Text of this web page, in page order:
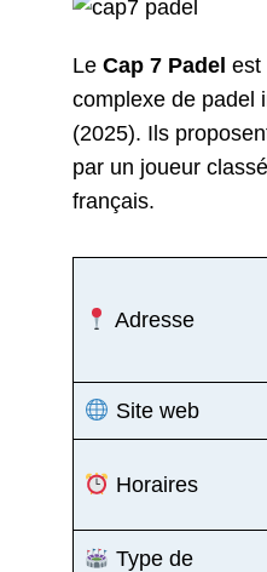
Le Cap 7 Padel est
complexe de padel
(2025). Ils
par un joueur
français.
Adresse
Site web
Horaires
Type de